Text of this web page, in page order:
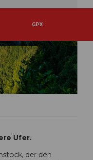
Luzern Tourismus
GPX
Ufer.
der den